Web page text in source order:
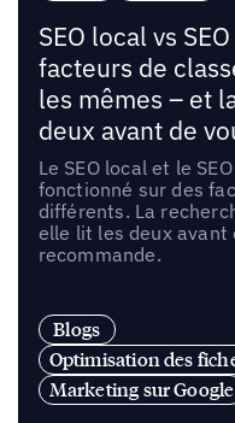
SEO local vs
facteurs de
les mêmes – et
deux avant de
Le SEO local et le
fonctionné sur des
différents. La
elle lit les deux avant
recommande.
Blogs
Optimisation des
Marketing sur Google